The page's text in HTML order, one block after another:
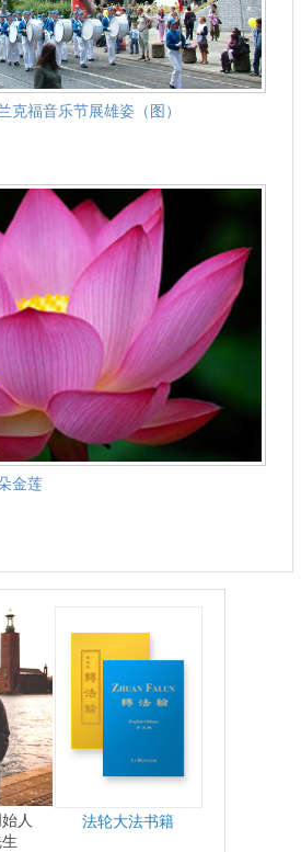
福音乐节展雄姿（图）
金莲
人
法轮大法书籍